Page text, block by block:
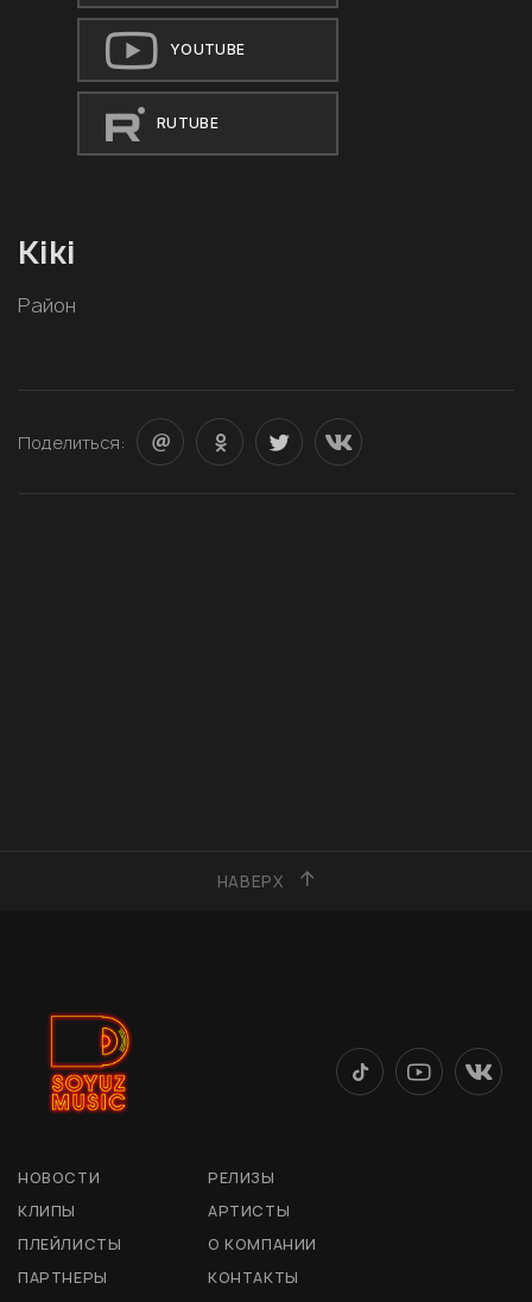
YOUTUBE
RUTUBE
Kiki
Район
Поделиться:
НАВЕРХ
НОВОСТИ
РЕЛИЗЫ
КЛИПЫ
АРТИСТЫ
ПЛЕЙЛИСТЫ
О КОМПАНИИ
ПАРТНЕРЫ
КОНТАКТЫ